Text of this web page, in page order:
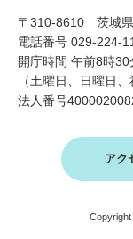
〒310-8610 茨城県
電話番号 029-224-
開庁時間 午前8時
（土曜日、日曜日
法人番号
アク
Copyright